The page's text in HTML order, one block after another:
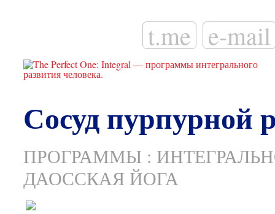
t.me e-mail
Сосуд пурпурной
ПРОГРАММЫ :
ДАОССКАЯ ЙОГА